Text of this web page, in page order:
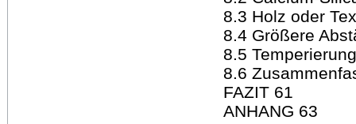
8.3 Holz oder
8.4 Größere
8.5
8.6
FAZIT 61
ANHANG 63